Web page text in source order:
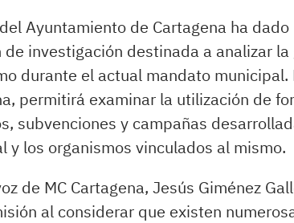
Ayuntamiento de Cartagena ha
de investigación destinada a analizar
durante el actual mandato
permitirá examinar la utilización de
subvenciones y campañas
y los organismos vinculados al mismo.
de MC Cartagena, Jesús Giménez
al considerar que existen